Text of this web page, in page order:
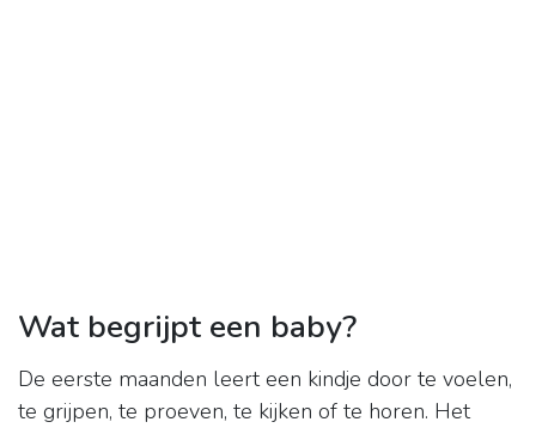
Wat begrijpt een baby?
De eerste maanden leert een kindje door te voelen,
te grijpen, te proeven, te kijken of te horen. Het